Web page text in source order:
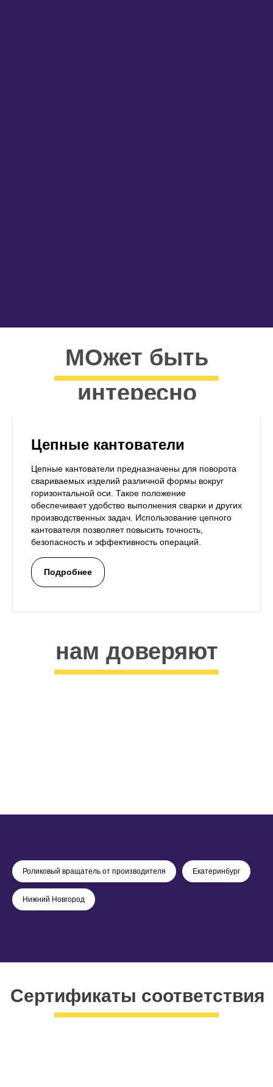
МОжет быть
интересно
Цепные кантователи
Цепные кантователи предназначены для поворота
свариваемых изделий различной формы вокруг
горизонтальной оси. Такое положение
обеспечивает удобство выполнения сварки и других
производственных задач. Использование цепного
кантователя позволяет повысить точность,
безопасность и эффективность операций.
Подробнее
нам доверяют
Роликовый вращатель от производителя Екатеринбург
Нижний Новгород
Сертификаты соответствия